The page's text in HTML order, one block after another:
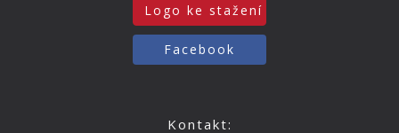
Logo ke stažení
Facebook
Kontakt: